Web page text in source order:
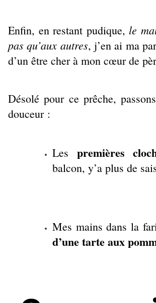
Enfin, en restant pudique, le
pas qu’aux autres, j’en ai ma
d’un être cher à mon cœur de
Désolé pour ce prêche,
douceur :
Les premières
balcon, y’a plus de
Mes mains dans la
d’une tarte aux